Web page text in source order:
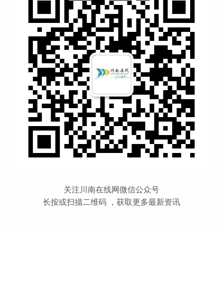
关注川南在线网微信公众号
长按或扫描二维码 ，获取更多最新资讯